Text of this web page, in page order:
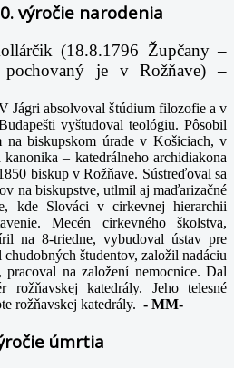
výročie narodenia
(18.8.1796 Župčany –
pochovaný je v Rožňave) –
Jágri absolvoval štúdium filozofie a v
vyštudoval teológiu. Pôsobil
na biskupskom úrade v Košiciach, v
– katedrálneho archidiakona
biskup v Rožňave. Sústreďoval sa
na biskupstve, utlmil aj maďarizačné
kde Slováci v cirkevnej hierarchii
Mecén cirkevného školstva,
na 8-triedne, vybudoval ústav pre
študentov, založil nadáciu
na založení nemocnice. Dal
katedrály. Jeho telesné
rožňavskej katedrály. - MM-
úmrtia